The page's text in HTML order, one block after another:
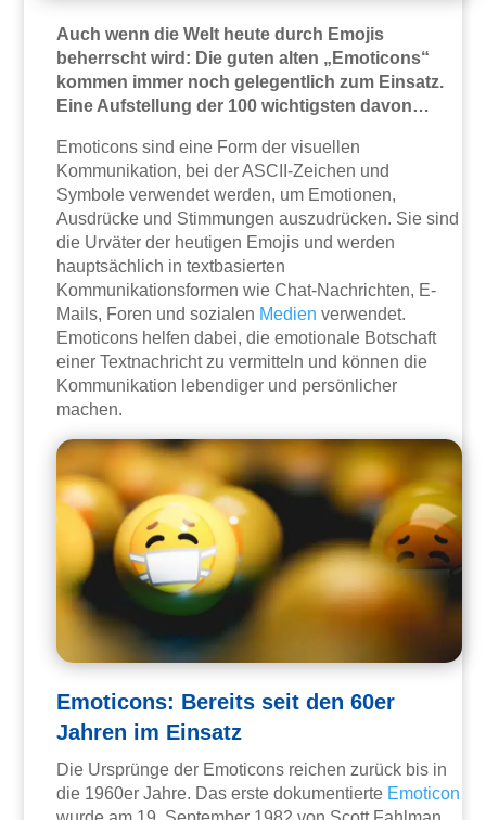
Auch wenn die Welt heute durch Emojis
beherrscht wird: Die guten alten „Emoticons“
kommen immer noch gelegentlich zum Einsatz.
Eine Aufstellung der 100 wichtigsten davon…
Emoticons sind eine Form der visuellen
Kommunikation, bei der ASCII-Zeichen und
Symbole verwendet werden, um Emotionen,
Ausdrücke und Stimmungen auszudrücken. Sie sind
die Urväter der heutigen Emojis und werden
hauptsächlich in textbasierten
Kommunikationsformen wie Chat-Nachrichten, E-
Mails, Foren und sozialen Medien verwendet.
Emoticons helfen dabei, die emotionale Botschaft
einer Textnachricht zu vermitteln und können die
Kommunikation lebendiger und persönlicher
machen.
Emoticons: Bereits seit den 60er
Jahren im Einsatz
Die Ursprünge der Emoticons reichen zurück bis in
die 1960er Jahre. Das erste dokumentierte Emoticon